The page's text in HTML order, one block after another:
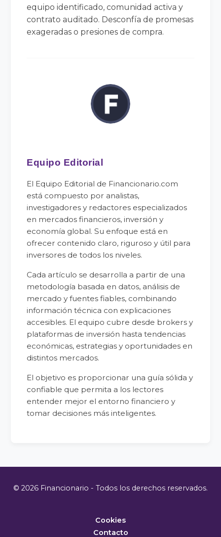
equipo identificado, comunidad activa y
contrato auditado. Desconfía de promesas
exageradas o presiones de compra.
Equipo Editorial
El Equipo Editorial de Financionario.com
está compuesto por analistas,
investigadores y redactores especializados
en mercados financieros, inversión y
economía global. Su enfoque está en
ofrecer contenido claro, riguroso y útil para
inversores de todos los niveles.
Cada artículo se desarrolla a partir de una
metodología basada en datos, análisis de
mercado y fuentes fiables, combinando
información técnica con explicaciones
accesibles. El equipo cubre desde brokers y
plataformas de inversión hasta tendencias
económicas, estrategias y oportunidades en
distintos mercados.
El objetivo es proporcionar una guía sólida y
confiable que permita a los lectores
entender mejor el entorno financiero y
tomar decisiones más inteligentes.
© 2026 Financionario - Todos los derechos reservados.
Cookies
Contacto